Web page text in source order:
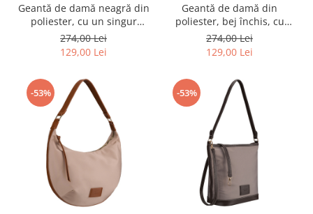
Geantă de damă neagră din
poliester, cu un singur
compartiment, închidere cu
fermoar - Peterson PTR-PTN
JK6-05-6628
274,00 Lei
129,00 Lei
Geantă de damă din
poliester, bej închis, cu
fermoar - Peterson PTR-PTN
JK6-05-6635
274,00 Lei
129,00 Lei
-53% -53%